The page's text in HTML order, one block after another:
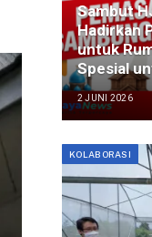
Sambut
Hadirkan
untuk
Spesial
2 JUNI 2026
KOLABORASI